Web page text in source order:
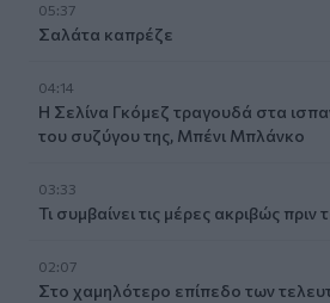
05:37
Σαλάτα καπρέζε
04:14
Η Σελίνα Γκόμεζ τραγουδά στα
του συζύγου της, Μπένι Μπλάνκο
03:33
Τι συμβαίνει τις μέρες ακριβώς πριν
02:07
Στο χαμηλότερο επίπεδο των